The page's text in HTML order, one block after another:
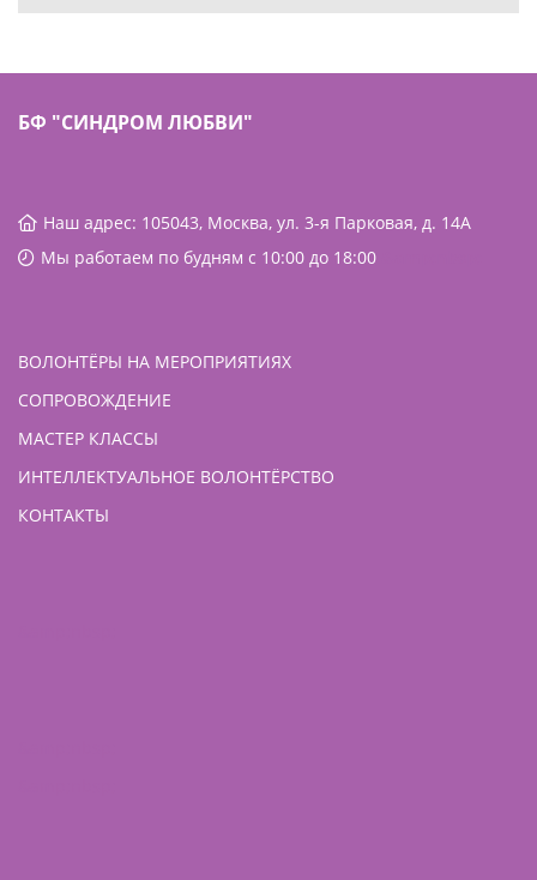
БФ "СИНДРОМ ЛЮБВИ"
Наш адрес: 105043, Москва, ул. 3-я Парковая, д. 14А
Мы работаем по будням с 10:00 до 18:00
ВОЛОНТЁРЫ НА МЕРОПРИЯТИЯХ
СОПРОВОЖДЕНИЕ
МАСТЕР КЛАССЫ
ИНТЕЛЛЕКТУАЛЬНОЕ ВОЛОНТЁРСТВО
КОНТАКТЫ